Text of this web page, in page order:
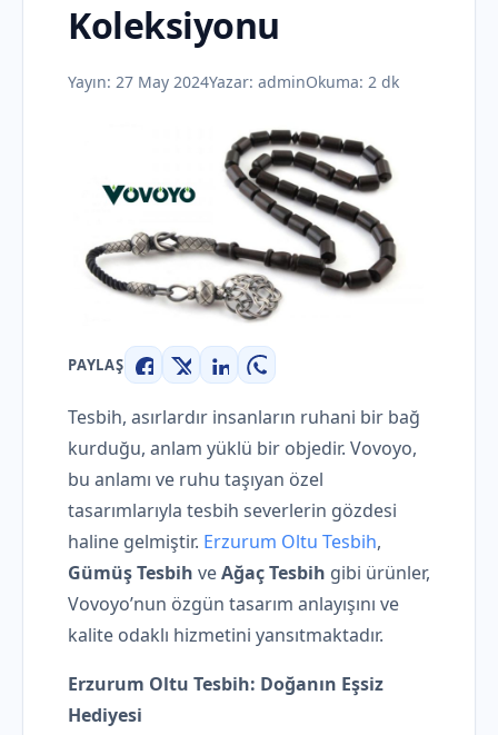
Koleksiyonu
Yayın: 27 May 2024Yazar: adminOkuma: 2 dk
PAYLAŞ
Facebook
X LinkedInWhatsApp
Tesbih, asırlardır insanların ruhani bir bağ
kurduğu, anlam yüklü bir objedir. Vovoyo,
bu anlamı ve ruhu taşıyan özel
tasarımlarıyla tesbih severlerin gözdesi
haline gelmiştir. Erzurum Oltu Tesbih,
Gümüş Tesbih veAğaç Tesbih gibi ürünler,
Vovoyo’nun özgün tasarım anlayışını ve
kalite odaklı hizmetini yansıtmaktadır.
Erzurum Oltu Tesbih: Doğanın Eşsiz
Hediyesi